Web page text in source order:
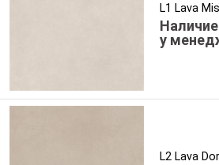
L1 Lava
у
L2 Lava